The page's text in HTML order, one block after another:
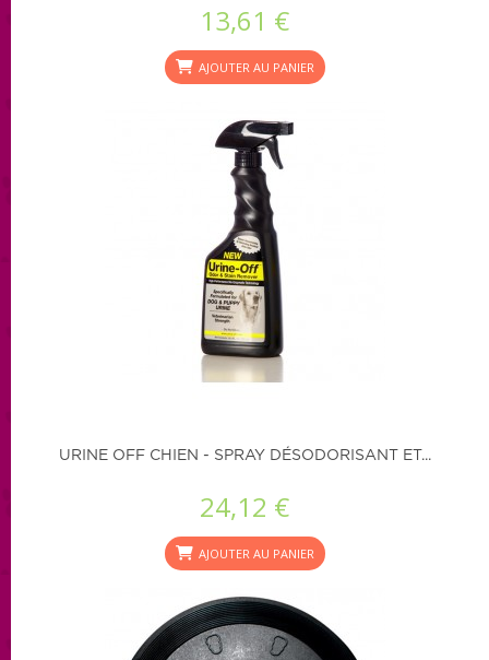
13,61 €
AJOUTER AU PANIER
URINE OFF CHIEN - SPRAY DÉSODORISANT ET...
24,12 €
AJOUTER AU PANIER